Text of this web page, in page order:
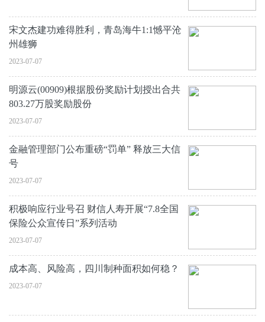
宋文杰建功难得胜利，青岛海牛1:1憾平沧
州雄狮
2023-07-07
明源云(00909)根据股份奖励计划授出合共
803.27万股奖励股份
2023-07-07
金融管理部门公布重磅“罚单” 释放三大信
号
2023-07-07
积极响应行业号召 财信人寿开展“7.8全国
保险公众宣传日”系列活动
2023-07-07
成本高、风险高，四川制种面积如何稳？
2023-07-07